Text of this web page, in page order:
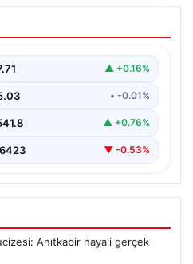
Kediye İşlenen
Yansıdı
korkutucu olay, bölgedeki
▲ +0.16%
• -0.01%
▲ +0.76%
▼ -0.53%
Anıtkabir hayali gerçek